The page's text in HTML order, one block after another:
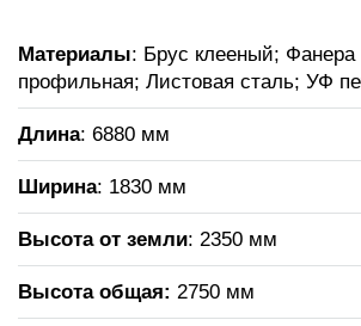
Материалы: Брус клееный;
профильная; Листовая сталь; УФ
Длина: 6880 мм
Ширина: 1830 мм
Высота от земли: 2350 мм
Высота общая: 2750 мм